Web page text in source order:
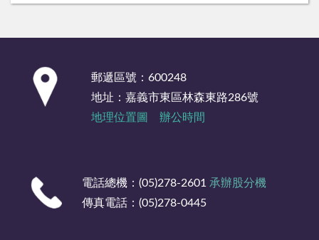
郵遞區號：600248
地址：嘉義市東區林森東路286號
地理位置圖
辦公時間
電話總機：(05)278-2601 承辦股分機
傳真電話：(05)278-0445